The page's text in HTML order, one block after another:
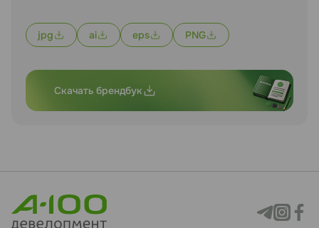
jpg ai eps PNG
Скачать брендбук